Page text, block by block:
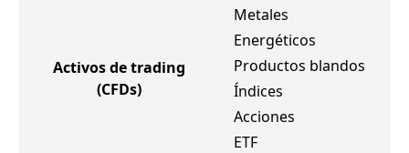
Activos de trading
(CFDs)
Metales
Energéticos
Productos blandos
Índices
Acciones
ETF